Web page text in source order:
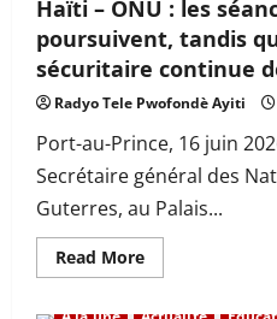
informations
majeures
à
retenir
vendredi
Haïti – ONU : les
poursuivent, tandis
sécuritaire continue
Radyo Tele Pwofondè Ayiti
Port-au-Prince, 16 juin
Secrétaire général des
Guterres, au Palais...
Read MoreRead
more